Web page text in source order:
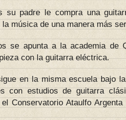
su padre le compra una
la música de una manera más
se apunta a la academia de
con la guitarra eléctrica.
en la misma escuela bajo
con estudios de guitarra
Conservatorio Ataulfo